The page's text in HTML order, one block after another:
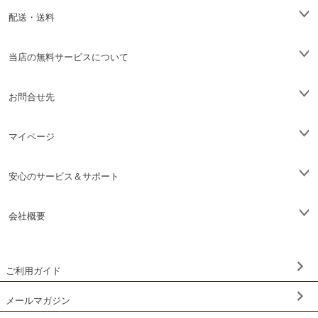
配送・送料
当店の無料サービスについて
お問合せ先
マイページ
安心のサービス＆サポート
会社概要
ご利用ガイド
メールマガジン